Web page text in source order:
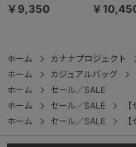
ト DYLサリールト
￥9,350
ト PJ-14
￥
ホーム カナナプロジェクト
ホーム
カジュアルバッグ
ホーム
セール／SALE
ホーム
セール／SALE
ホーム
セール／SALE